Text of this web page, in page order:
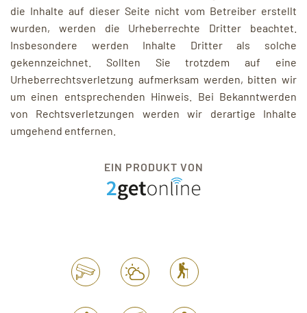
die Inhalte auf dieser Seite nicht vom Betreiber erstellt
wurden, werden die Urheberrechte Dritter beachtet.
Insbesondere werden Inhalte Dritter als solche
gekennzeichnet. Sollten Sie trotzdem auf eine
Urheberrechtsverletzung aufmerksam werden, bitten wir
um einen entsprechenden Hinweis. Bei Bekanntwerden
von Rechtsverletzungen werden wir derartige Inhalte
umgehend entfernen.
EIN PRODUKT VON